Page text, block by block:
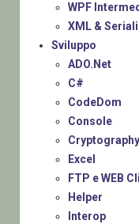
WPF
XML &
Sviluppo
ADO.Net
C#
CodeDom
Console
Excel
FTP e WEB
Helper
Interop